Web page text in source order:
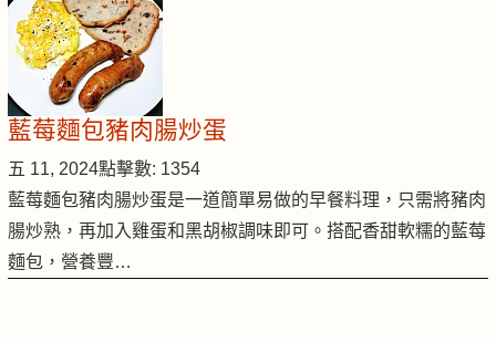
藍莓麵包豬肉腸炒蛋
五 11, 2024點擊數: 1354
藍莓麵包豬肉腸炒蛋是一道簡單易做的早餐料理，只需將豬肉
腸炒熟，再加入雞蛋和黑胡椒調味即可。搭配香甜軟糯的藍莓
麵包，營養豐…